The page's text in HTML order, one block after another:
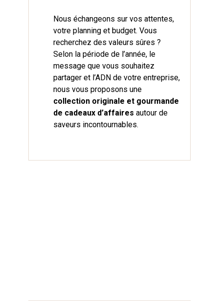
Nous échangeons sur vos attentes,
votre planning et budget. Vous
recherchez des valeurs sûres ?
Selon la période de l’année, le
message que vous souhaitez
partager et l’ADN de votre entreprise,
nous vous proposons une
collection originale et gourmande
de cadeaux d’affaires autour de
saveurs incontournables.